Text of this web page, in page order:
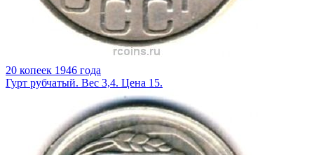
20 копеек 1946 года
Гурт рубчатый. Вес 3,4. Цена 15.